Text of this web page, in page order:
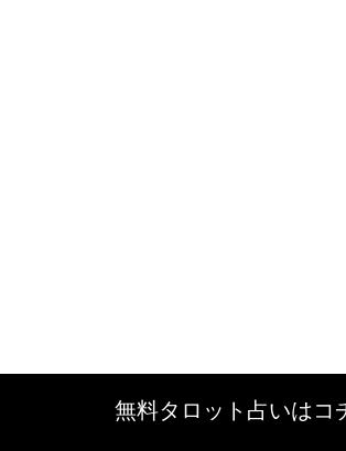
無料タロット占いはコ
無料タロット占いはコ